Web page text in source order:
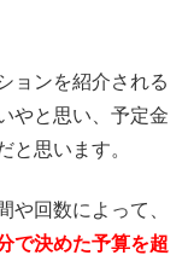
ョンを紹介される
やと思い、予定金
と思います。
や回数によって、
で決めた予算を超